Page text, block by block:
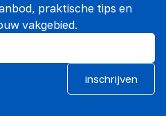
praktische tips en
vakgebied.
inschrijven